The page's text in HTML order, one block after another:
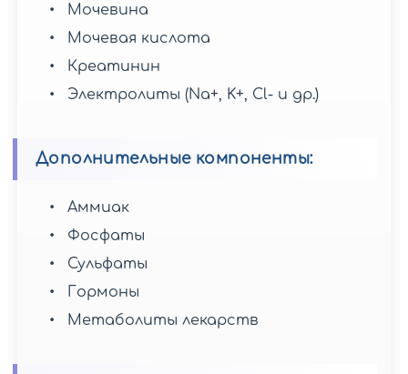
Мочевина
Мочевая кислота
Креатинин
Электролиты (Na+, K+, Cl- и др.)
Дополнительные компоненты:
Аммиак
Фосфаты
Сульфаты
Гормоны
Метаболиты лекарств